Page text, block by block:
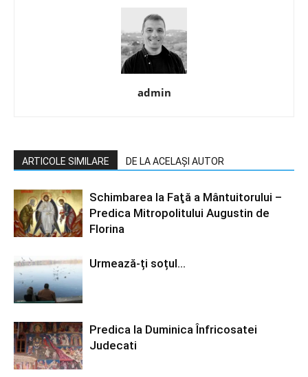
admin
ARTICOLE SIMILARE DE LA ACELAȘI AUTOR
Schimbarea la Faţă a Mântuitorului –
Predica Mitropolitului Augustin de
Florina
Urmează-ți soțul…
Predica la Duminica Înfricosatei
Judecati